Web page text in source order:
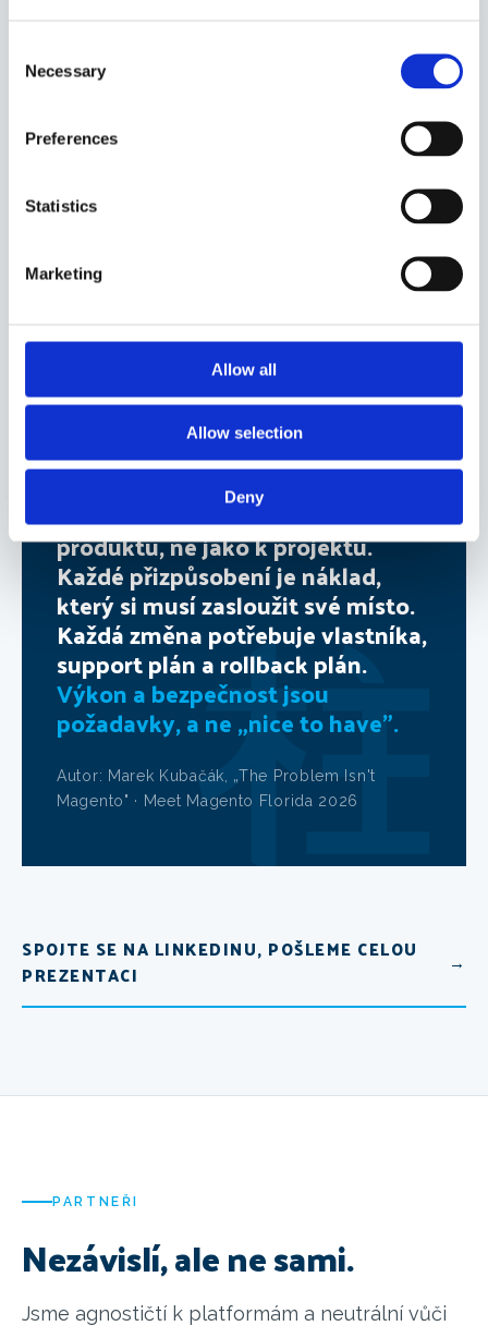
Selection
Necessary
Preferences
Statistics
Marketing
Allow all
Allow selection
Deny
Menší strach z releasů znamenal rychlejší iterace,
Netechnické týmy získaly autonomii díky
DTC výkon se začal zlepšovat
K Magentu přistupujte jako k
produktu, ne jako k projektu.
Každé přizpůsobení je náklad,
který si musí zasloužit své místo.
Každá změna potřebuje vlastníka,
support plán a rollback plán.
Výkon a bezpečnost jsou
požadavky, a ne „nice to have".
Autor: Marek Kubačák, „The Problem Isn't
Magento" · Meet Magento Florida 2026
SPOJTE SE NA LINKEDINU, POŠLEME CELOU
PREZENTACI
→
PARTNEŘI
Nezávislí, ale ne sami.
Jsme agnostičtí k platformám a neutrální vůči